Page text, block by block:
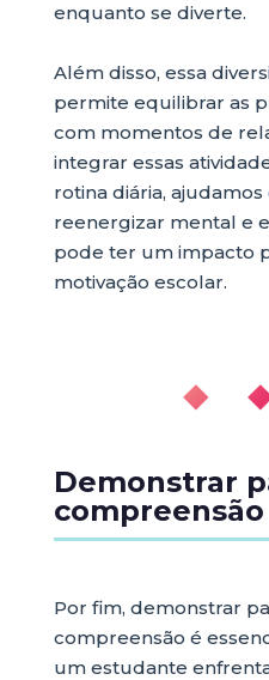
enquanto se diverte.
Além disso, essa
permite equilibrar as
com momentos de
integrar essas
rotina diária,
reenergizar mental e
pode ter um impacto
motivação escolar.
◆
Demonstrar
compreensão
Por fim, demonstrar
compreensão é
um estudante